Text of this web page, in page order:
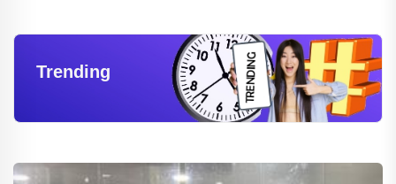
Trending